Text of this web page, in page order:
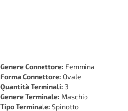
Genere Connettore: Femmina
Forma Connettore: Ovale
Quantità Terminali: 3
Genere Terminale: Maschio
Tipo Terminale: Spinotto